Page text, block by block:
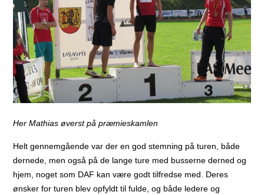
Her Mathias øverst på præmieskamlen
Helt gennemgående var der en god stemning på turen, både
dernede, men også på de lange ture med busserne derned og
hjem, noget som DAF kan være godt tilfredse med. Deres
ønsker for turen blev opfyldt til fulde, og både ledere og